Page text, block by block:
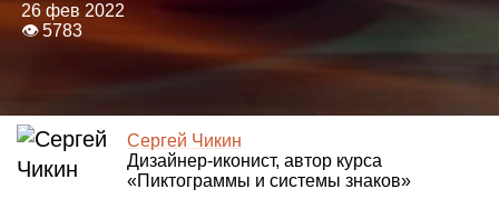
26 фев 2022
👁 5783
Сергей Чикин
Дизайнер‑иконист, автор курса
«Пиктограммы и системы знаков»